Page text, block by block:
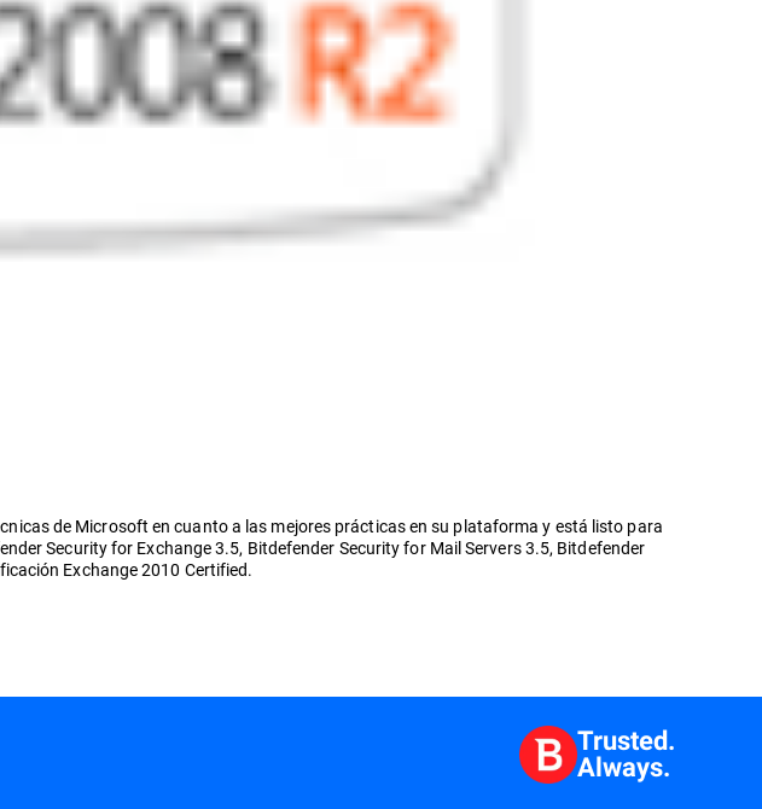
de Microsoft en cuanto a las mejores prácticas en su plataforma y está listo para
Security for Exchange 3.5, Bitdefender Security for Mail Servers 3.5, Bitdefender
Exchange 2010 Certified.
Trusted.
Always.